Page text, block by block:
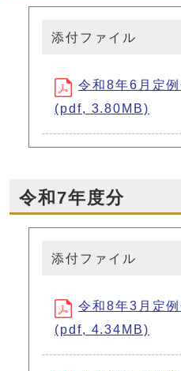
添付ファイル
令和8年6月定
(pdf, 3.80MB)
令和7年度分
添付ファイル
令和8年3月定
(pdf, 4.34MB)